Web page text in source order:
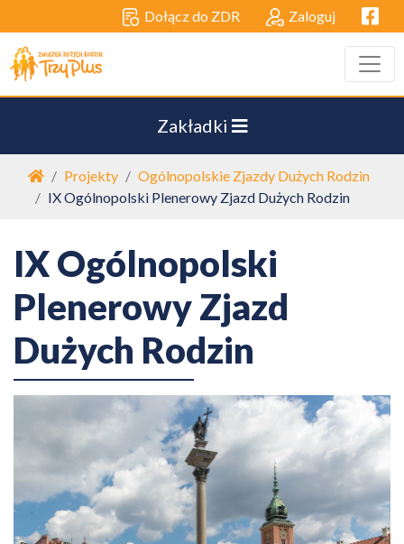
Dołącz do ZDR Zaloguj
Zakładki
Strona główna
Projekty
Ogólnopolskie Zjazdy Dużych Rodzin
IX Ogólnopolski Plenerowy Zjazd Dużych Rodzin
IX Ogólnopolski
Plenerowy Zjazd
Dużych Rodzin